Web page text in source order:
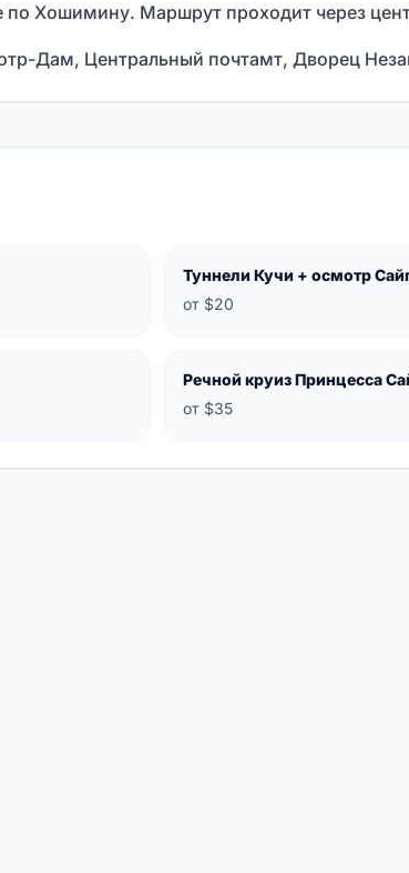
Хошимину. Маршрут проходит через
Дам, Центральный почтамт, Дворец
Туннели Кучи + осмотр
от $20
Речной круиз Принцесса
от $35